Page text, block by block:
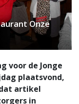
Onze
voor de Jonge
plaatsvond,
artikel
in